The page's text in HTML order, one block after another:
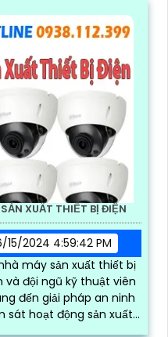
XUẤT THIẾT BỊ ĐIỆN
15/2024 4:59:42 PM
máy sản xuất thiết bị
đến giải pháp an ninh
sát hoạt động sản xuất